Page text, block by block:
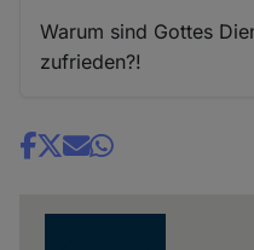
Warum sind Gottes
zufrieden?!
Share